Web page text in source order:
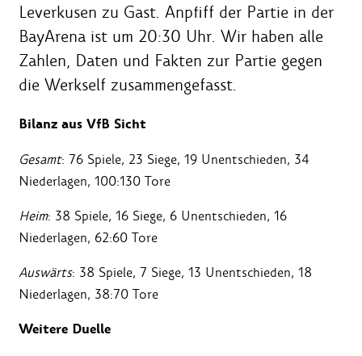
Leverkusen zu Gast. Anpfiff der Partie in der
BayArena ist um 20:30 Uhr. Wir haben alle
Zahlen, Daten und Fakten zur Partie gegen
die Werkself zusammengefasst.
Bilanz aus VfB Sicht
Gesamt: 76 Spiele, 23 Siege, 19 Unentschieden, 34
Niederlagen, 100:130 Tore
Heim: 38 Spiele, 16 Siege, 6 Unentschieden, 16
Niederlagen, 62:60 Tore
Auswärts: 38 Spiele, 7 Siege, 13 Unentschieden, 18
Niederlagen, 38:70 Tore
Weitere Duelle